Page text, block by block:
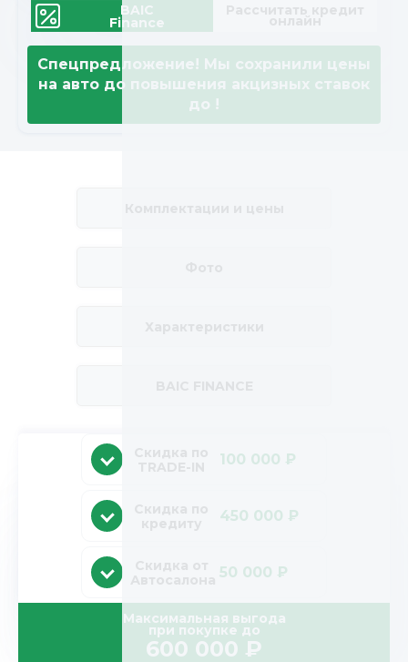
BAIC
Finance
Спецпредложение! Мы сохранили цены
на авто до повышения акцизных ставок
до !
100 000 ₽
450 000 ₽
50 000 ₽
Максимальная выгода
при покупке до
600 000 ₽